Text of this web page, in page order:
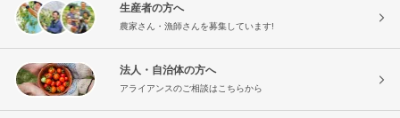
生産者の方へ
農家さん・漁師さんを募集しています!
法人・自治体の方へ
アライアンスのご相談はこちらから